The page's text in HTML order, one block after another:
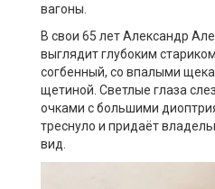
вагоны.
В свои 65 лет Александр
выглядит глубоким
согбенный, со впалыми
щетиной. Светлые глаза
очками с большими
треснуло и придаёт
вид.